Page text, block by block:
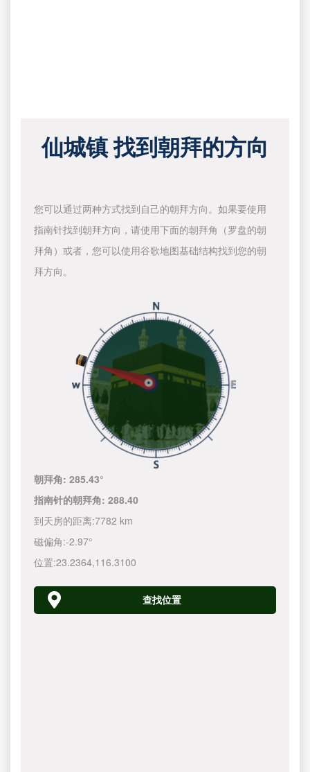
仙城镇 找到朝拜的方向
您可以通过两种方式找到自己的朝拜方向。如果要使用
指南针找到朝拜方向，请使用下面的朝拜角（罗盘的朝
拜角）或者，您可以使用谷歌地图基础结构找到您的朝
拜方向。
朝拜角:285.43°
指南针的朝拜角:288.40
到天房的距离:7782 km
磁偏角:-2.97°
位置:23.2364,116.3100
查找位置